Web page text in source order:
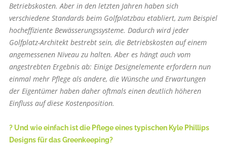
Betriebskosten. Aber in den letzten Jahren haben sich
verschiedene Standards beim Golfplatzbau etabliert, zum Beispiel
hocheffiziente Bewässerungssysteme. Dadurch wird jeder
Golfplatz-Architekt bestrebt sein, die Betriebskosten auf einem
angemessenen Niveau zu halten. Aber es hängt auch vom
angestrebten Ergebnis ab: Einige Designelemente erfordern nun
einmal mehr Pflege als andere, die Wünsche und Erwartungen
der Eigentümer haben daher oftmals einen deutlich höheren
Einfluss auf diese Kostenposition.
? Und wie einfach ist die Pflege eines typischen Kyle Phillips
Designs für das Greenkeeping?